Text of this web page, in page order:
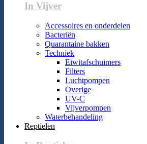
In Vijver
Accessoires en onderdelen
Bacteriën
Quarantaine bakken
Techniek
Eiwitafschuimers
Filters
Luchtpompen
Overige
UV-C
Vijverpompen
Waterbehandeling
Reptielen